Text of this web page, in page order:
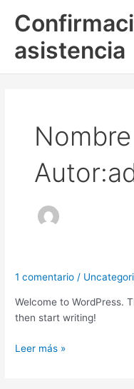
contenido
asistencia
1 comentario /
Welcome to WordPress.
then start writing!
Hello
Leer más »